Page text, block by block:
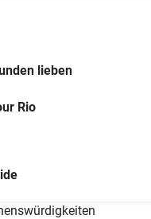
lieben
Rio